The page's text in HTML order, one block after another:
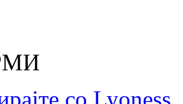
со Lyoness